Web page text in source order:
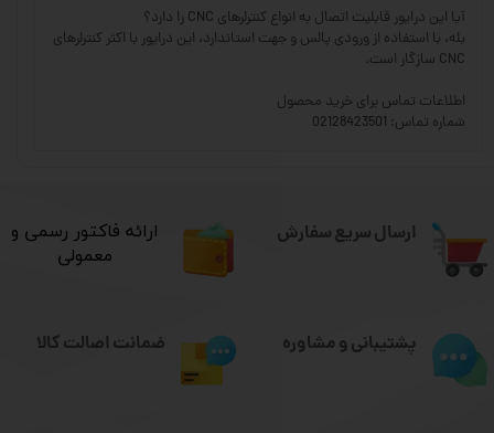
آیا این درایور قابلیت اتصال به انواع کنترلرهای CNC را دارد؟
بله، با استفاده از ورودی پالس و جهت استاندارد، این درایور با اکثر کنترلرهای
CNC سازگار است.
اطلاعات تماس برای خرید محصول
شماره تماس: 02128423501
ارسال سریع سفارش
​ارائه فاکتور رسمی و
معمولی
پشتیبانی و مشاوره ضمانت اصالت کالا